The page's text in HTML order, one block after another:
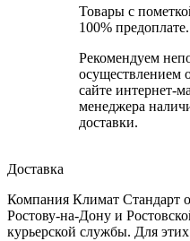
Товары с
100% предоплате.
Рекомендуем
осуществлением
сайте интернет-
менеджера
доставки.
Доставка
Компания Климат Стандарт
Ростову-на-Дону и
курьерской службы. Для